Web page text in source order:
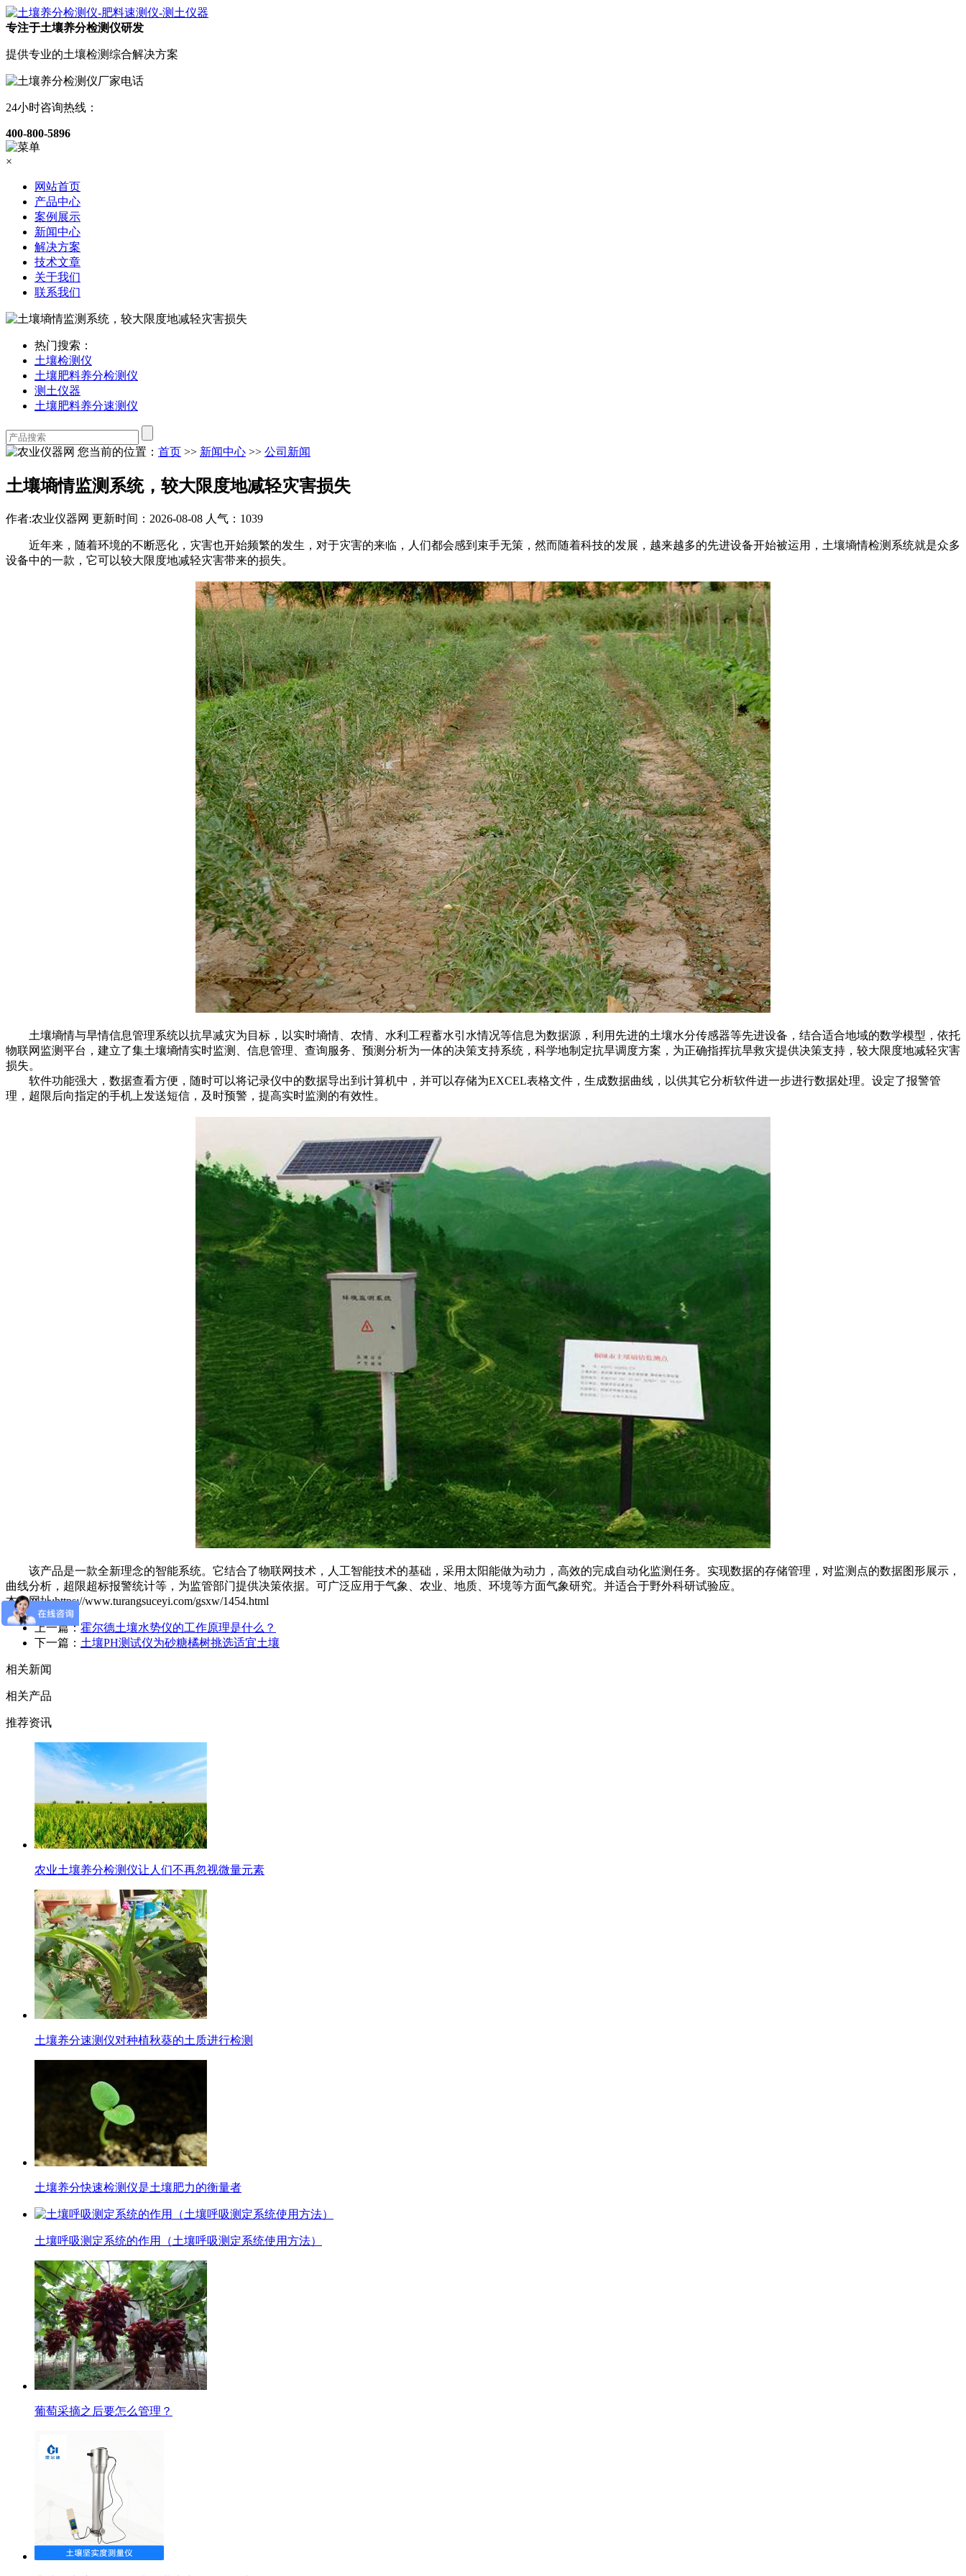
专注于土壤养分检测仪研发
提供专业的土壤检测综合解决方案
24小时咨询热线：
400-800-5896
×
网站首页
产品中心
案例展示
新闻中心
解决方案
技术文章
关于我们
联系我们
热门搜索：
土壤检测仪
土壤肥料养分检测仪
测土仪器
土壤肥料养分速测仪
您当前的位置： 首页 >> 新闻中心 >> 公司新闻
土壤墒情监测系统，较大限度地减轻灾害损失
作者:农业仪器网 更新时间：2026-08-08 人气：1039
近年来，随着环境的不断恶化，灾害也开始频繁的发生，对于灾害的来临，人们都会感到束手无策，然而随着科技的发展，越来越多的先进设备开始被运用，土壤墒情检测系统就是众多
设备中的一款，它可以较大限度地减轻灾害带来的损失。
土壤墒情与旱情信息管理系统以抗旱减灾为目标，以实时墒情、农情、水利工程蓄水引水情况等信息为数据源，利用先进的土壤水分传感器等先进设备，结合适合地域的数学模型，依托
物联网监测平台，建立了集土壤墒情实时监测、信息管理、查询服务、预测分析为一体的决策支持系统，科学地制定抗旱调度方案，为正确指挥抗旱救灾提供决策支持，较大限度地减轻灾害
损失。
软件功能强大，数据查看方便，随时可以将记录仪中的数据导出到计算机中，并可以存储为EXCEL表格文件，生成数据曲线，以供其它分析软件进一步进行数据处理。设定了报警管
理，超限后向指定的手机上发送短信，及时预警，提高实时监测的有效性。
该产品是一款全新理念的智能系统。它结合了物联网技术，人工智能技术的基础，采用太阳能做为动力，高效的完成自动化监测任务。实现数据的存储管理，对监测点的数据图形展示，
曲线分析，超限超标报警统计等，为监管部门提供决策依据。可广泛应用于气象、农业、地质、环境等方面气象研究。并适合于野外科研试验应。
本文网址:https://www.turangsuceyi.com/gsxw/1454.html
上一篇：霍尔德土壤水势仪的工作原理是什么？
下一篇： 土壤PH测试仪为砂糖橘树挑选适宜土壤
相关新闻
相关产品
推荐资讯
农业土壤养分检测仪让人们不再忽视微量元素
土壤养分速测仪对种植秋葵的土质进行检测
土壤养分快速检测仪是土壤肥力的衡量者
土壤呼吸测定系统的作用（土壤呼吸测定系统使用方法）
葡萄采摘之后要怎么管理？